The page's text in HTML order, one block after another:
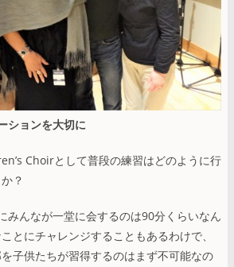
ションを大切に
Choirとして普段の練習はどのように行
？
みんなが一堂に会するのは90分くらいなん
とにチャレンジすることもあるわけで、
子供たちが習得するのはまず不可能なの